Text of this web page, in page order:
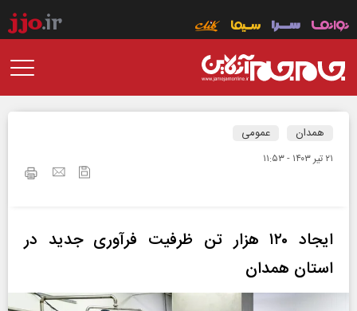
همدان عمومی
۲۱ تير ۱۴۰۳ - ۱۱:۵۳
ایجاد ۱۲۰ هزار تن ظرفیت فرآوری جدید در
استان همدان